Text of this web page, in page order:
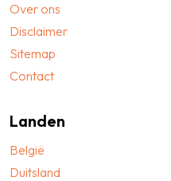
Over ons
Disclaimer
Sitemap
Contact
Landen
België
Duitsland